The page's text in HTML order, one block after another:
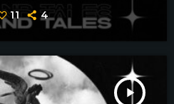
11 4
play_arrow